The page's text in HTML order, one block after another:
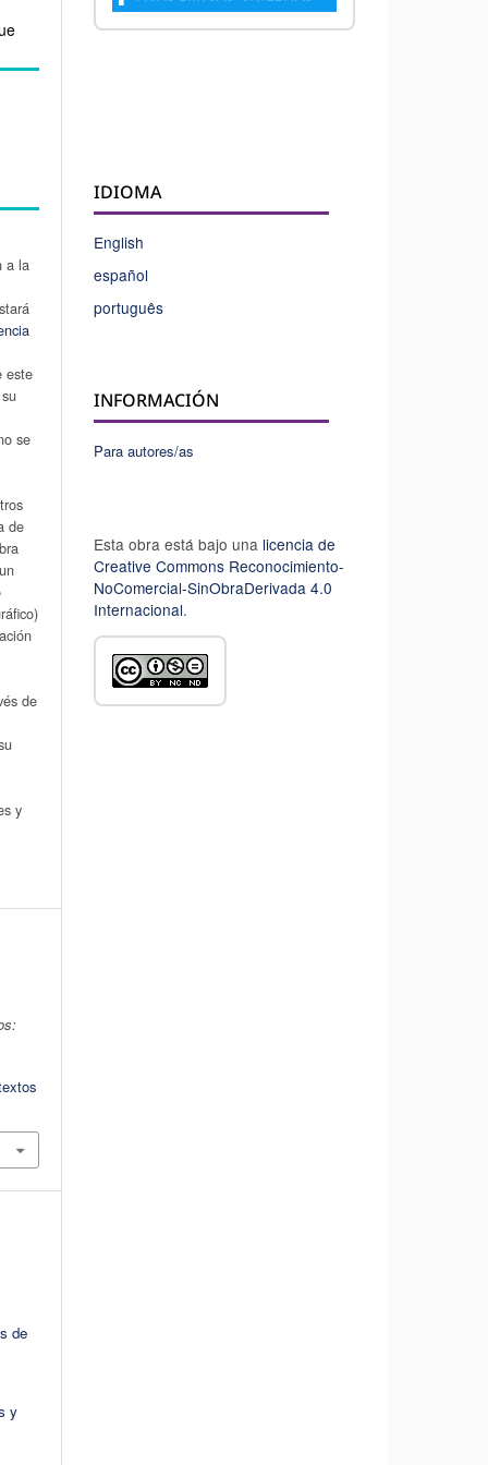
a la
este
se
de
de
y
de
y
IDIOMA
English
español
português
INFORMACIÓN
Para autores/as
Esta obra está bajo una licencia de
Creative Commons Reconocimiento-
NoComercial-SinObraDerivada 4.0
Internacional.